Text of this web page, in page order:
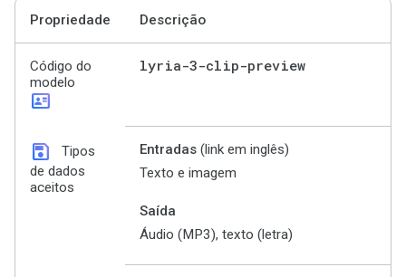
Propriedade Descrição
Código do
modelo
id_card
lyria-3-clip-preview
save
Tipos
de dados
aceitos
Entradas (link em inglês)
Texto e imagem
Saída
Áudio (MP3), texto (letra)